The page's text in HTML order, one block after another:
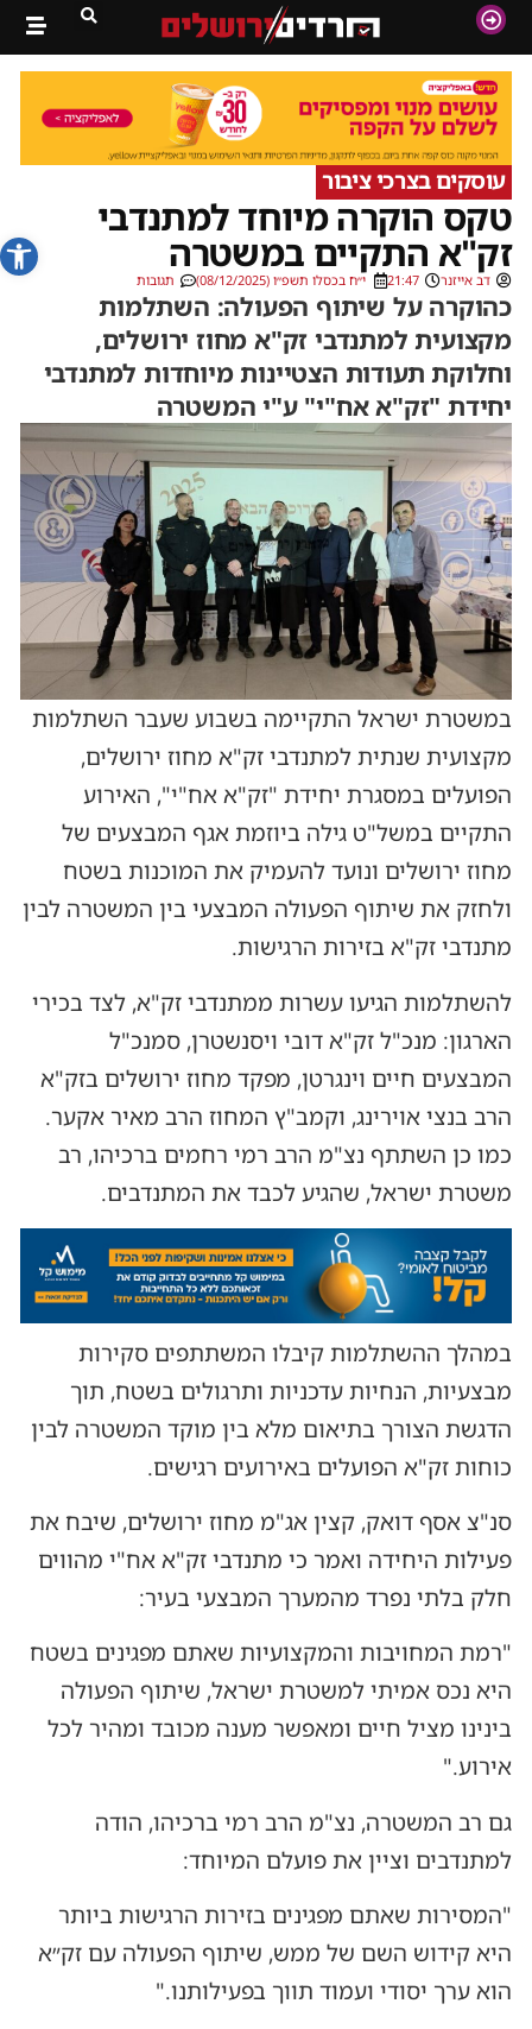
פתח
עוסקים בצרכי ציבור
טקס הוקרה מיוחד למתנדבי
זק"א התקיים במשטרה
דב אייזנר 21:47 י״ח בכסלו תשפ״ו (08/12/2025) תגובות
כהוקרה על שיתוף הפעולה: השתלמות
מקצועית למתנדבי זק"א מחוז ירושלים,
וחלוקת תעודות הצטיינות מיוחדות למתנדבי
יחידת "זק"א אח"י" ע"י המשטרה
במשטרת ישראל התקיימה בשבוע שעבר השתלמות
מקצועית שנתית למתנדבי זק"א מחוז ירושלים,
הפועלים במסגרת יחידת "זק"א אח"י", האירוע
התקיים במשל"ט גילה ביוזמת אגף המבצעים של
מחוז ירושלים ונועד להעמיק את המוכנות בשטח
ולחזק את שיתוף הפעולה המבצעי בין המשטרה לבין
מתנדבי זק"א בזירות הרגישות.
להשתלמות הגיעו עשרות ממתנדבי זק"א, לצד בכירי
הארגון: מנכ"ל זק"א דובי ויסנשטרן, סמנכ"ל
המבצעים חיים וינגרטן, מפקד מחוז ירושלים בזק"א
הרב בנצי אוירינג, וקמב"ץ המחוז הרב מאיר אקער.
כמו כן השתתף נצ"מ הרב רמי רחמים ברכיהו, רב
משטרת ישראל, שהגיע לכבד את המתנדבים.
במהלך ההשתלמות קיבלו המשתתפים סקירות
מבצעיות, הנחיות עדכניות ותרגולים בשטח, תוך
הדגשת הצורך בתיאום מלא בין מוקד המשטרה לבין
כוחות זק"א הפועלים באירועים רגישים.
סנ"צ אסף דואק, קצין אג"מ מחוז ירושלים, שיבח את
פעילות היחידה ואמר כי מתנדבי זק"א אח"י מהווים
חלק בלתי נפרד מהמערך המבצעי בעיר:
"רמת המחויבות והמקצועיות שאתם מפגינים בשטח
היא נכס אמיתי למשטרת ישראל, שיתוף הפעולה
בינינו מציל חיים ומאפשר מענה מכובד ומהיר לכל
אירוע."
גם רב המשטרה, נצ"מ הרב רמי ברכיהו, הודה
למתנדבים וציין את פועלם המיוחד:
"המסירות שאתם מפגינים בזירות הרגישות ביותר
היא קידוש השם של ממש, שיתוף הפעולה עם זק״א
הוא ערך יסודי ועמוד תווך בפעילותנו."